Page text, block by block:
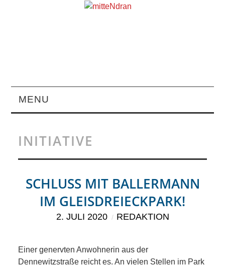
MENU
RUBRIKEN
MEINUNG
INITIATIVE
SCHLUSS MIT BALLERMANN
IM GLEISDREIECKPARK!
2. JULI 2020 REDAKTION
Einer genervten Anwohnerin aus der
Dennewitzstraße reicht es. An vielen Stellen im Park